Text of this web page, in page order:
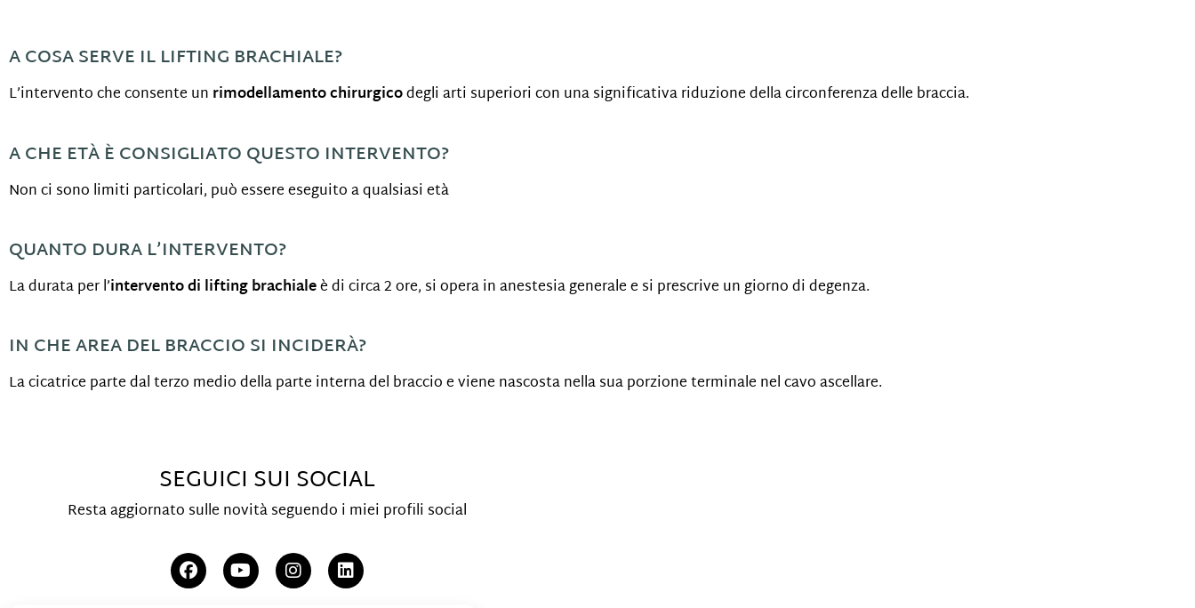
A COSA SERVE IL LIFTING BRACHIALE?
L’intervento che consente un rimodellamento chirurgicodegli arti superiori con una significativa riduzione della circonferenza delle braccia.
A CHE ETÀ È CONSIGLIATO QUESTO INTERVENTO?
Non ci sono limiti particolari, può essere eseguito a qualsiasi età
QUANTO DURA L’INTERVENTO?
La durata per l’intervento di lifting brachialeè di circa 2 ore, si opera in anestesia generale e si prescrive un giorno di degenza.
IN CHE AREA DEL BRACCIO SI INCIDERÀ?
La cicatrice parte dal terzo medio della parte interna del braccio e viene nascosta nella sua porzione terminale nel cavo ascellare.
SEGUICI SUI SOCIAL
Resta aggiornato sulle novità seguendo i miei profili social